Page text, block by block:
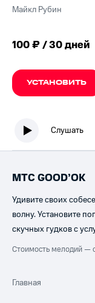
Майкл Рубин
100 ₽ / 30 дней
УСТАНОВИТЬ
Слушать
МТС GOOD’OK
Удивите своих
волну. Установите
скучных гудков с
Стоимость мелодий —
Главная